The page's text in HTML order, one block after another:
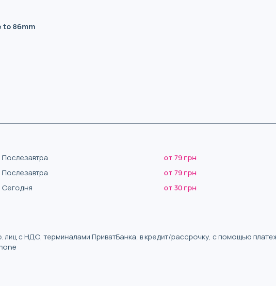
to 86mm
Послезавтра
от 79 грн
Послезавтра
от 79 грн
Сегодня от 30 грн
с НДС, терминалами ПриватБанка, в кредит/рассрочку, с помощью